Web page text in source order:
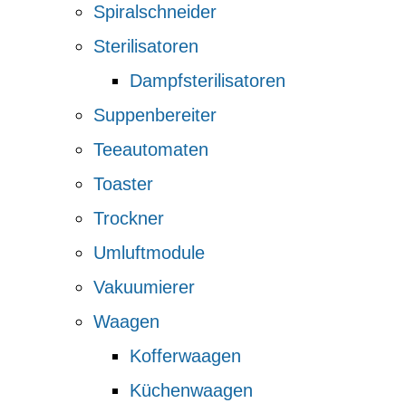
Spiralschneider
Sterilisatoren
Dampfsterilisatoren
Suppenbereiter
Teeautomaten
Toaster
Trockner
Umluftmodule
Vakuumierer
Waagen
Kofferwaagen
Küchenwaagen